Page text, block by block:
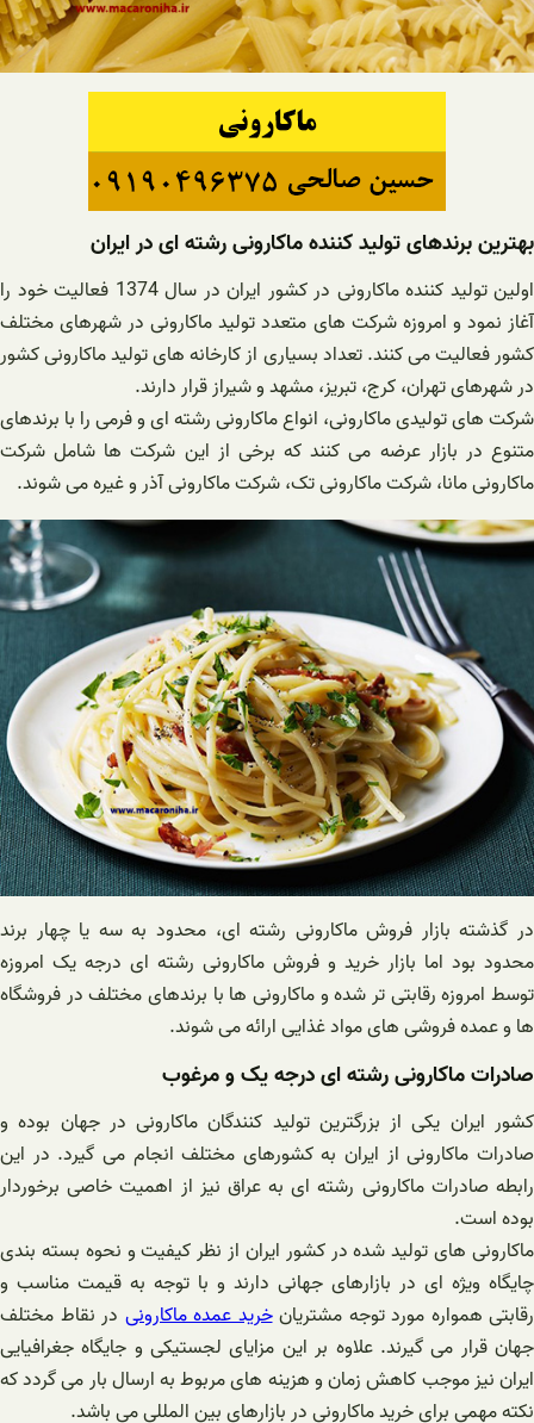
بهترین برندهای تولید کننده ماکارونی رشته ای در ایران
اولین تولید کننده ماکارونی در کشور ایران در سال 1374 فعالیت خود را
آغاز نمود و امروزه شرکت های متعدد تولید ماکارونی در شهرهای مختلف
کشور فعالیت می کنند. تعداد بسیاری از کارخانه های تولید ماکارونی کشور
در شهرهای تهران، کرج، تبریز، مشهد و شیراز قرار دارند.
شرکت های تولیدی ماکارونی، انواع ماکارونی رشته ای و فرمی را با برندهای
متنوع در بازار عرضه می کنند که برخی از این شرکت ها شامل شرکت
ماکارونی مانا، شرکت ماکارونی تک، شرکت ماکارونی آذر و غیره می شوند.
در گذشته بازار فروش ماکارونی رشته ای، محدود به سه یا چهار برند
محدود بود اما بازار خرید و فروش ماکارونی رشته ای درجه یک امروزه
توسط امروزه رقابتی تر شده و ماکارونی ها با برندهای مختلف در فروشگاه
ها و عمده فروشی های مواد غذایی ارائه می شوند.
صادرات ماکارونی رشته ای درجه یک و مرغوب
کشور ایران یکی از بزرگترین تولید کنندگان ماکارونی در جهان بوده و
صادرات ماکارونی از ایران به کشورهای مختلف انجام می گیرد. در این
رابطه صادرات ماکارونی رشته ای به عراق نیز از اهمیت خاصی برخوردار
بوده است.
ماکارونی های تولید شده در کشور ایران از نظر کیفیت و نحوه بسته بندی
چایگاه ویژه ای در بازارهای جهانی دارند و با توجه به قیمت مناسب و
رقابتی همواره مورد توجه مشتریانخرید عمده ماکارونی در نقاط مختلف
جهان قرار می گیرند. علاوه بر این مزایای لجستیکی و جایگاه جغرافیایی
ایران نیز موجب کاهش زمان و هزینه های مربوط به ارسال بار می گردد که
نکته مهمی برای خرید ماکارونی در بازارهای بین المللی می باشد.